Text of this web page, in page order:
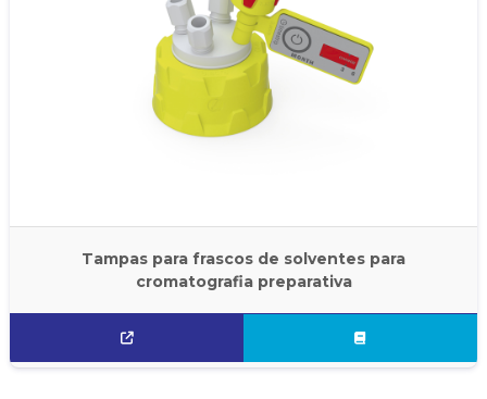
Tampas para frascos de solventes para
cromatografia preparativa